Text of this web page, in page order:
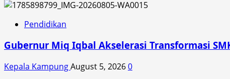
Pendidikan
Gubernur Miq Iqbal Akselerasi Transformasi
Kepala KampungAugust 5, 20260